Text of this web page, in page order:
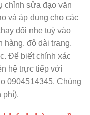
chỉnh sửa đạo văn
và áp dụng cho các
đổi nhẹ tuỳ vào
hàng, độ dài trang,
Để biết chính xác
hệ trực tiếp với
0904514345. Chúng
phí).